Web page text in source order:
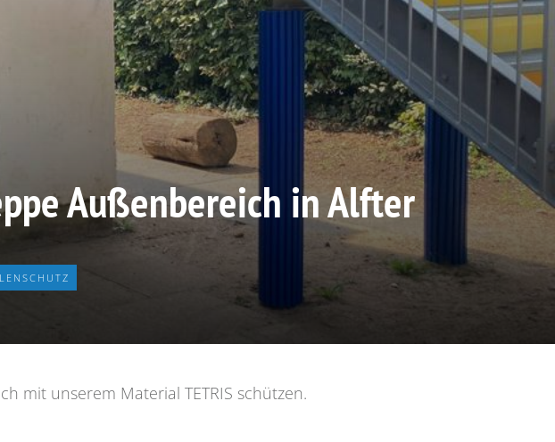
Außenbereich in Alfter
mit unserem Material TETRIS schützen.